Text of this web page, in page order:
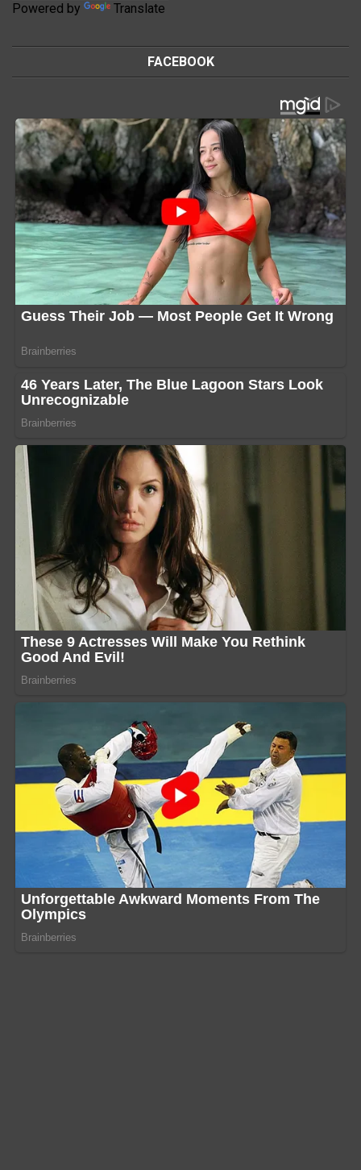
Powered by Translate
FACEBOOK